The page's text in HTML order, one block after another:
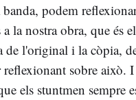
podem
a la nostra obra, que és
de l'original i la còpia,
reflexionant sobre això.
els stuntmen sempre